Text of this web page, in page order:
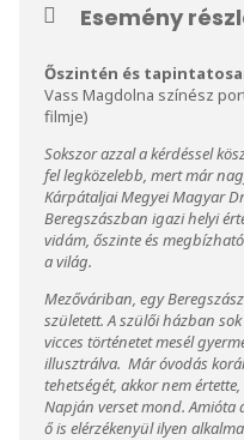
Esemény
Őszintén és
Vass Magdolna színész
filmje)
Sokszor azzal a kérdéssel
fel legközelebb, mert már
Kárpátaljai Megyei Magyar
Beregszászban igazi helyi
vidám, őszinte és
a világ.
Mezőváriban, egy
született. A szülői házban
vicces történetet mesél
illusztrálva. Már óvodás
tehetségét, akkor nem
Napján verset mond.
ő is elérzékenyül ilyen